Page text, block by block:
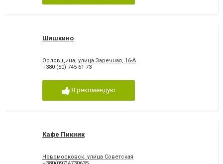
Шишкино
Орловщина, улица Заречная, 16-А
+380 (50) 745-61-73
Я рекомендую
Кафе Пикник
Новомосковск, улица Советская